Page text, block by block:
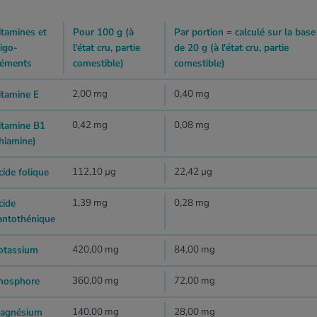
et
Pour 100 g (à
l'état cru, partie
comestible)
Par portion = calculé sur la base
de 20 g (à l'état cru, partie
comestible)
E 2,00 mg 0,40 mg
B1
0,42 mg 0,08 mg
folique 112,10 µg 22,42 µg
1,39 mg 0,28 mg
420,00 mg 84,00 mg
360,00 mg 72,00 mg
140,00 mg 28,00 mg